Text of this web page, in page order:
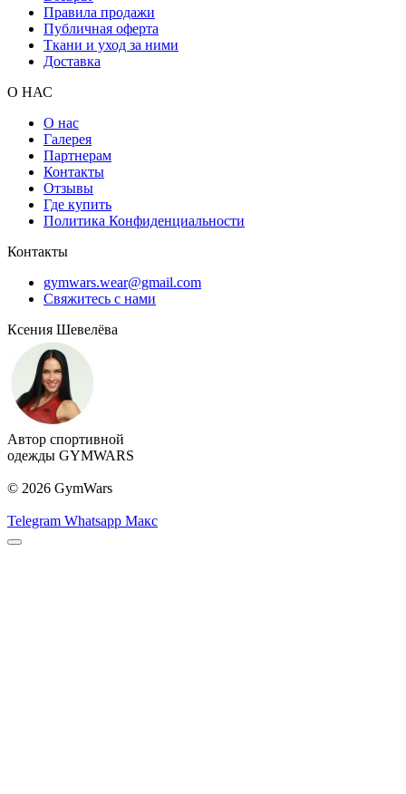
Правила продажи
Публичная оферта
Ткани и уход за ними
Доставка
О НАС
О нас
Галерея
Партнерам
Контакты
Отзывы
Где купить
Политика Конфиденциальности
Контакты
gymwars.wear@gmail.com
Свяжитесь с нами
Ксения Шевелёва
Автор спортивной
одежды GYMWARS
© 2026 GymWars
Telegram Whatsapp Макс